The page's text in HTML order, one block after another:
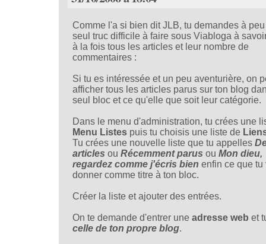
Comme l'a si bien dit JLB, tu demandes à
seul truc difficile à faire sous Viabloga à
à la fois tous les articles et leur nombre de
commentaires :
Si tu es intéressée et un peu aventurière, on
afficher tous les articles parus sur ton blog
seul bloc et ce qu'elle que soit leur catégorie.
Dans le menu d'administration, tu crées une
Menu Listes puis tu choisis une liste de
Tu crées une nouvelle liste que tu appelles
articles ou Récemment parus ou Mon dieu,
regardez comme j'écris bien enfin ce que tu
donner comme titre à ton bloc.
Créer la liste et ajouter des entrées.
On te demande d'entrer une adresse web et
celle de ton propre blog.